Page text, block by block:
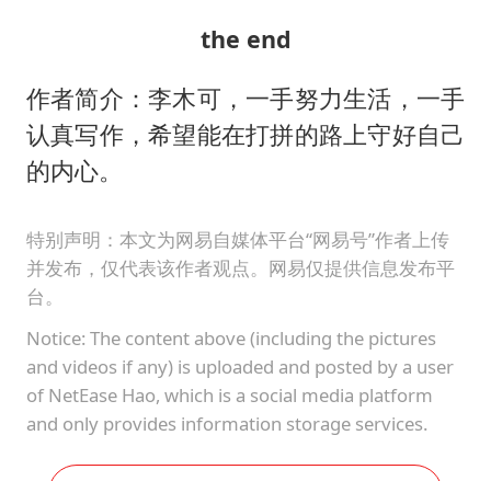
the end
作者简介：李木可，一手努力生活，一手
认真写作，希望能在打拼的路上守好自己
的内心。
特别声明：本文为网易自媒体平台“网易号”作者上传
并发布，仅代表该作者观点。网易仅提供信息发布平
台。
Notice: The content above (including the pictures
and videos if any) is uploaded and posted by a user
of NetEase Hao, which is a social media platform
and only provides information storage services.